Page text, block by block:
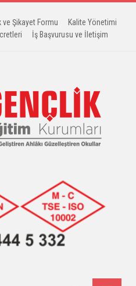
ve Şikayet Formu
Kalite Yönetimi
İş Başvurusu ve İletişim